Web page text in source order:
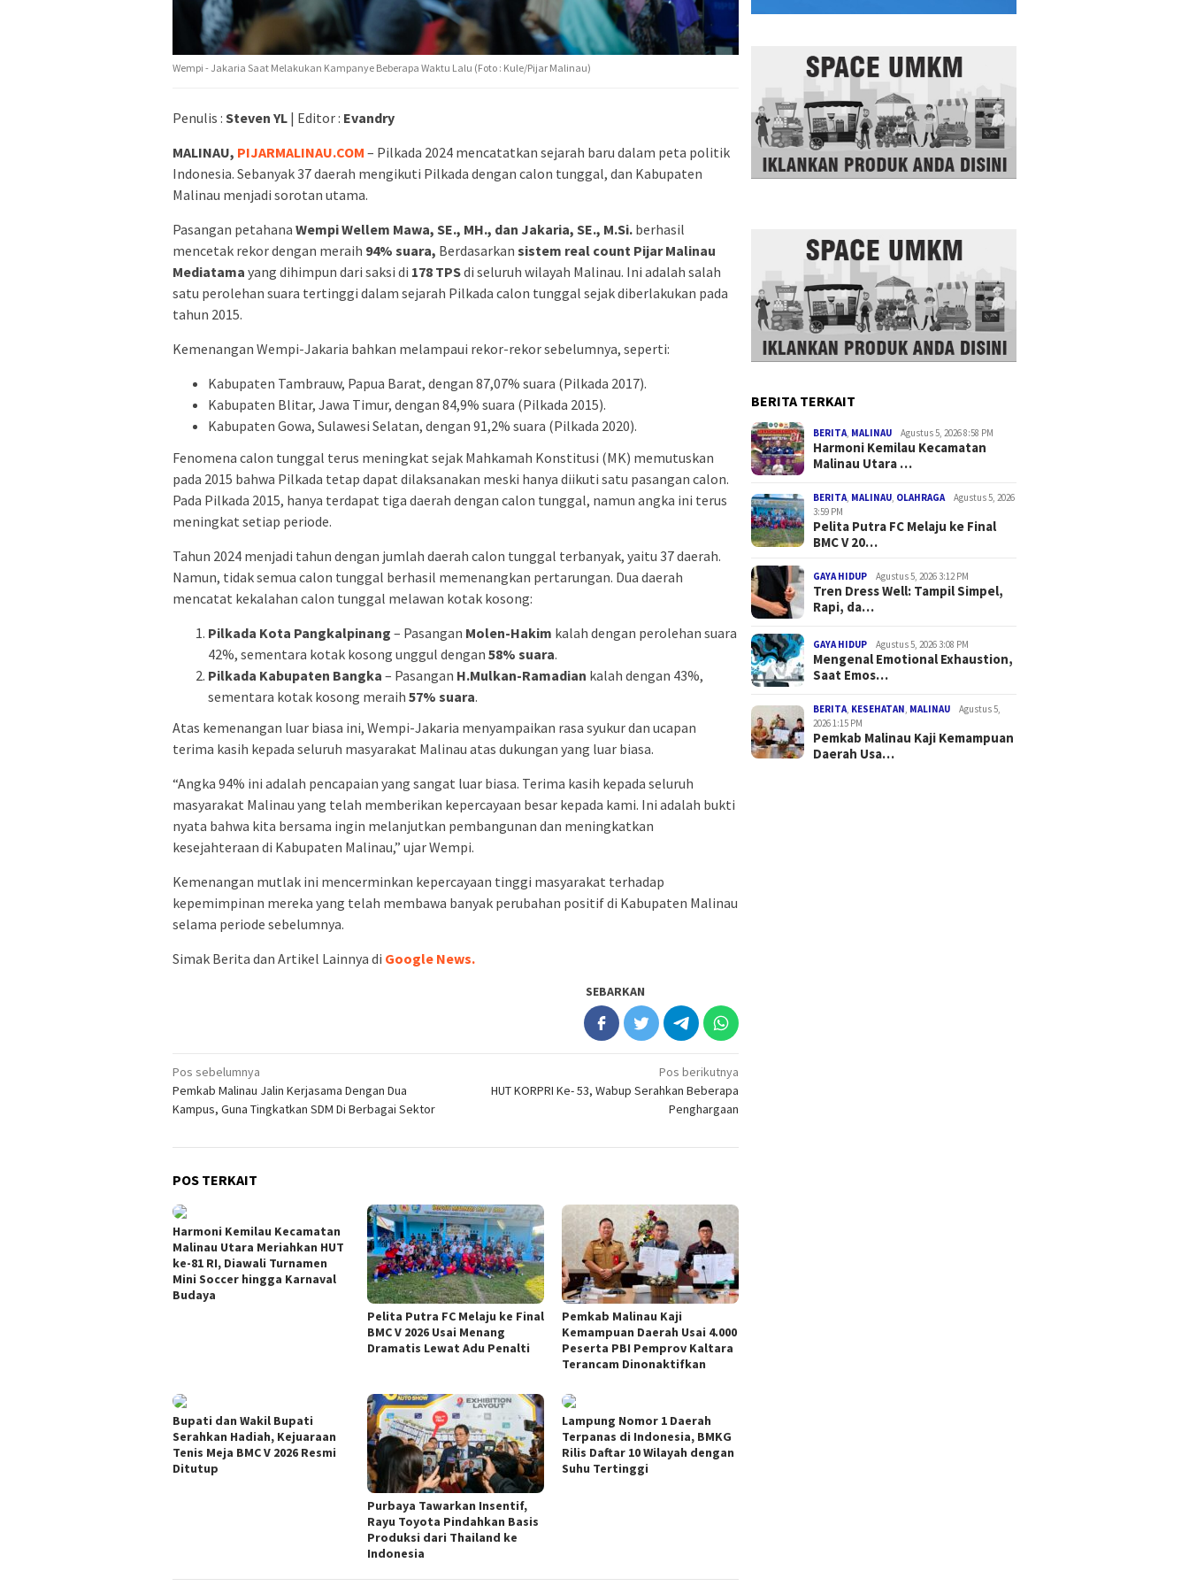
Wempi - Jakaria Saat Melakukan Kampanye Beberapa Waktu Lalu (Foto : Kule/Pijar Malinau)
Penulis : Steven YL | Editor : Evandry
MALINAU, PIJARMALINAU.COM – Pilkada 2024 mencatatkan sejarah baru dalam peta politik
Indonesia. Sebanyak 37 daerah mengikuti Pilkada dengan calon tunggal, dan Kabupaten
Malinau menjadi sorotan utama.
Pasangan petahana Wempi Wellem Mawa, SE., MH., dan Jakaria, SE., M.Si. berhasil
mencetak rekor dengan meraih 94% suara, Berdasarkan sistem real count Pijar Malinau
Mediatama yang dihimpun dari saksi di 178 TPSdi seluruh wilayah Malinau. Ini adalah salah
satu perolehan suara tertinggi dalam sejarah Pilkada calon tunggal sejak diberlakukan pada
tahun 2015.
Kemenangan Wempi-Jakaria bahkan melampaui rekor-rekor sebelumnya, seperti:
Kabupaten Tambrauw, Papua Barat, dengan 87,07% suara (Pilkada 2017).
Kabupaten Blitar, Jawa Timur, dengan 84,9% suara (Pilkada 2015).
Kabupaten Gowa, Sulawesi Selatan, dengan 91,2% suara (Pilkada 2020).
Fenomena calon tunggal terus meningkat sejak Mahkamah Konstitusi (MK) memutuskan
pada 2015 bahwa Pilkada tetap dapat dilaksanakan meski hanya diikuti satu pasangan calon.
Pada Pilkada 2015, hanya terdapat tiga daerah dengan calon tunggal, namun angka ini terus
meningkat setiap periode.
Tahun 2024 menjadi tahun dengan jumlah daerah calon tunggal terbanyak, yaitu 37 daerah.
Namun, tidak semua calon tunggal berhasil memenangkan pertarungan. Dua daerah
mencatat kekalahan calon tunggal melawan kotak kosong:
Pilkada Kota Pangkalpinang – Pasangan Molen-Hakim kalah dengan perolehan suara
42%, sementara kotak kosong unggul dengan 58% suara.
Pilkada Kabupaten Bangka – Pasangan H.Mulkan-Ramadian kalah dengan 43%,
sementara kotak kosong meraih 57% suara.
Atas kemenangan luar biasa ini, Wempi-Jakaria menyampaikan rasa syukur dan ucapan
terima kasih kepada seluruh masyarakat Malinau atas dukungan yang luar biasa.
“Angka 94% ini adalah pencapaian yang sangat luar biasa. Terima kasih kepada seluruh
masyarakat Malinau yang telah memberikan kepercayaan besar kepada kami. Ini adalah bukti
nyata bahwa kita bersama ingin melanjutkan pembangunan dan meningkatkan
kesejahteraan di Kabupaten Malinau,” ujar Wempi.
Kemenangan mutlak ini mencerminkan kepercayaan tinggi masyarakat terhadap
kepemimpinan mereka yang telah membawa banyak perubahan positif di Kabupaten Malinau
selama periode sebelumnya.
Simak Berita dan Artikel Lainnya di Google News.
SEBARKAN
Navigasi
pos
Pos sebelumnya
Pemkab Malinau Jalin Kerjasama Dengan Dua
Kampus, Guna Tingkatkan SDM Di Berbagai Sektor
Pos berikutnya
HUT KORPRI Ke- 53, Wabup Serahkan Beberapa
Penghargaan
POS TERKAIT
Harmoni Kemilau Kecamatan
Malinau Utara Meriahkan HUT
ke-81 RI, Diawali Turnamen
Mini Soccer hingga Karnaval
Budaya
Pelita Putra FC Melaju ke Final
BMC V 2026 Usai Menang
Dramatis Lewat Adu Penalti
Pemkab Malinau Kaji
Kemampuan Daerah Usai 4.000
Peserta PBI Pemprov Kaltara
Terancam Dinonaktifkan
Bupati dan Wakil Bupati
Serahkan Hadiah, Kejuaraan
Tenis Meja BMC V 2026 Resmi
Ditutup
Purbaya Tawarkan Insentif,
Rayu Toyota Pindahkan Basis
Produksi dari Thailand ke
Indonesia
Lampung Nomor 1 Daerah
Terpanas di Indonesia, BMKG
Rilis Daftar 10 Wilayah dengan
Suhu Tertinggi
BERITA TERKAIT
BERITA MALINAU Agustus 5, 2026 8:58 PM
Harmoni Kemilau Kecamatan
Malinau Utara …
BERITA MALINAU OLAHRAGA
Agustus 5, 2026
3:59 PM
Pelita Putra FC Melaju ke Final
BMC V 20…
GAYA HIDUP Agustus 5, 2026 3:12 PM
Tren Dress Well: Tampil Simpel,
Rapi, da…
GAYA HIDUP Agustus 5, 2026 3:08 PM
Mengenal Emotional Exhaustion,
Saat Emos…
BERITA KESEHATAN MALINAU
Agustus 5,
2026 1:15 PM
Pemkab Malinau Kaji Kemampuan
Daerah Usa…